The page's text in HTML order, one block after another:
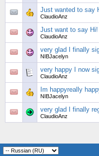
Just wanted to say
ClaudioAnz
Just want to say
ClaudioAnz
very glad I finally
NIBJacelyn
very happy I now
ClaudioAnz
Im happyreally
NIBJacelyn
very glad I finally
ClaudioAnz